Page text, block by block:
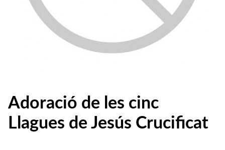
Adoració de les cinc
Llagues de Jesús Crucificat